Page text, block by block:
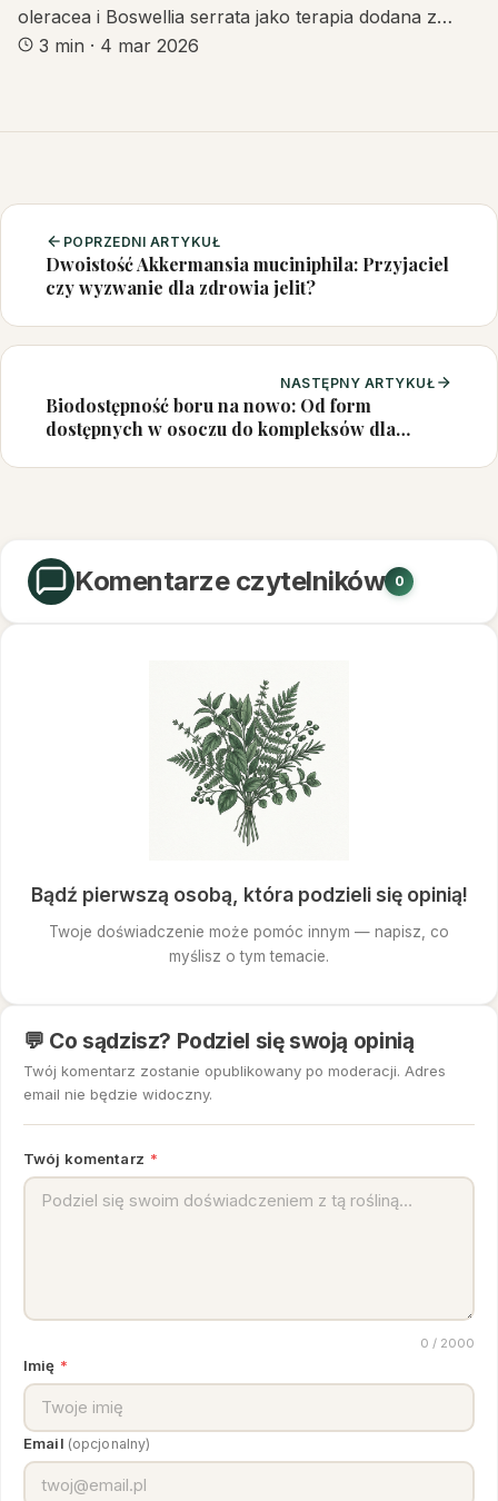
oleracea i Boswellia serrata jako terapia dodana z…
3 min · 4 mar 2026
POPRZEDNI ARTYKUŁ
Dwoistość Akkermansia muciniphila: Przyjaciel
czy wyzwanie dla zdrowia jelit?
NASTĘPNY ARTYKUŁ
Biodostępność boru na nowo: Od form
dostępnych w osoczu do kompleksów dla
esencjalności odżywczej
Komentarze czytelników 0
Bądź pierwszą osobą, która podzieli się opinią!
Twoje doświadczenie może pomóc innym — napisz, co
myślisz o tym temacie.
💬 Co sądzisz? Podziel się swoją opinią
Twój komentarz zostanie opublikowany po moderacji. Adres
email nie będzie widoczny.
Twój komentarz *
0 / 2000
Imię *
Email (opcjonalny)